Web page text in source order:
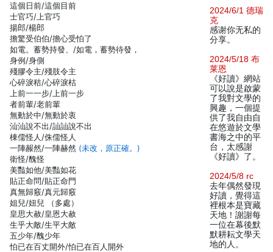
這個日前/這個目前
士官巧/上官巧
揚郎/楊郎
擔驚受伯伯/擔心受怕了
如電。蓄勢持發、/如電，蓄勢待發，
身例/身側
殘膠令主/殘肢令主
心碎淚秸/心碎淚枯
上前一一步/上前一步
者前輩/老前輩
無動於中/無動於衷
汕汕說不出/訕訕說不出
棟儒怪人/侏儒怪人
一陣赧然/一陣赫然 (未改，原正確。)
衛怪/醜怪
美豔如他/美豔如花
貼正命問/貼正命門
真無歸竅/真元歸竅
姐兒/妞兒 （多處）
皇思大赦/皇恩大赦
生乎大敵/生平大敵
五少年/醜少年
怕已在百丈開外/怕已在百人開外
2024/6/1 德瑞
克
感谢你无私的
分享。
2024/5/18 布
莱恩
《好讀》網站
可以說是啟蒙
了我對文學的
興趣，一個提
供了我自由自
在悠遊於文學
書海之中的平
台，太感謝
《好讀》了。
2024/5/8 rc
去年偶然發現
好讀，覺得這
裡根本是寶藏
天地！謝謝每
一位在幕後默
默耕耘文學天
地的人。